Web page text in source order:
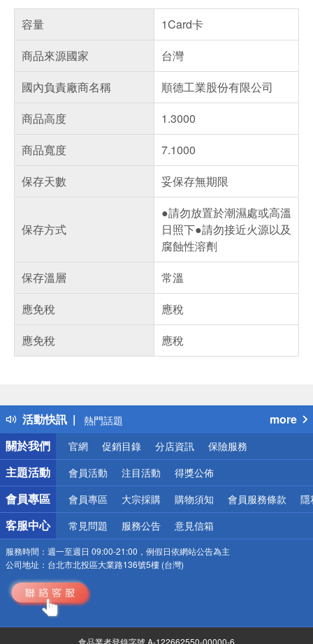
容量
1Card卡
商品來源國家
台灣
國內負責廠商名稱
順德工業股份有限公司
商品高度
1.3000
商品寬度
7.1000
保存天數
妥保存無期限
保存方式
●請勿放置於潮濕處或高溫
日照下●請勿接近火源以及
腐蝕性溶劑
保存溫層
常溫
應免稅
應稅
應免稅
應稅
活動快訊
得獎公告
熱門話題
銀行優惠
偏遠地區配送
詐騙網頁！請小心！
more
關於我們
官網 促銷目錄 分店資訊 保險服務
主題活動 會員活動 注目活動 得獎公佈
會員專區 會員專區 大宗採購 購物須知 會員服務條款 隱
客服中心 常見問題 服務公告 意見信箱
服務時間： 週一至週日 09:00-21:00，例假日依網站公告為主
公司地址： 台北市北投區大業路136號5樓 (台灣)
食品業者登錄字號 A-122662550-00000-6